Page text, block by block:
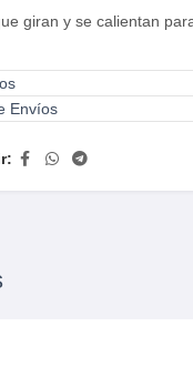
giran y se calientan
: (AXFoXH) 23 x
23 cm puerta bisagra
Envíos